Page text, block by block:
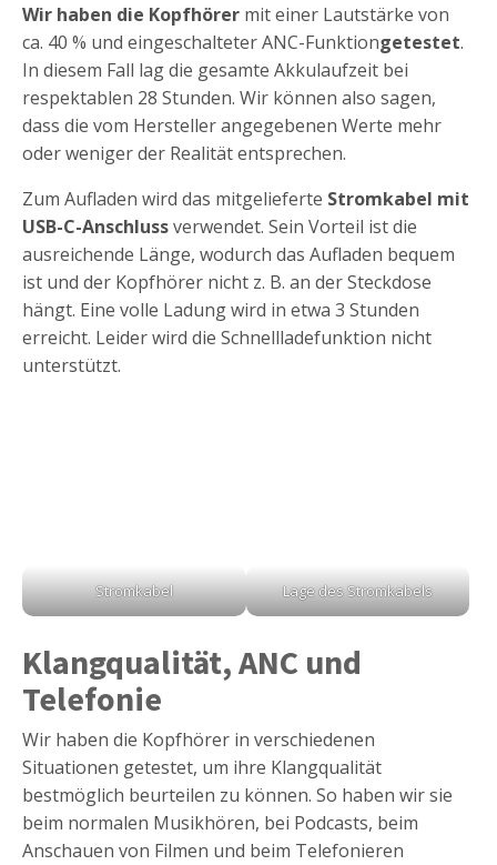
Wir haben die Kopfhörer mit einer Lautstärke von
ca. 40 % und eingeschalteter ANC-Funktiongetestet.
In diesem Fall lag die gesamte Akkulaufzeit bei
respektablen 28 Stunden. Wir können also sagen,
dass die vom Hersteller angegebenen Werte mehr
oder weniger der Realität entsprechen.
Zum Aufladen wird das mitgelieferte Stromkabel mit
USB-C-Anschlussverwendet. Sein Vorteil ist die
ausreichende Länge, wodurch das Aufladen bequem
ist und der Kopfhörer nicht z. B. an der Steckdose
hängt. Eine volle Ladung wird in etwa 3 Stunden
erreicht. Leider wird die Schnellladefunktion nicht
unterstützt.
Stromkabel Lage des Stromkabels
Klangqualität, ANC und
Telefonie
Wir haben die Kopfhörer in verschiedenen
Situationen getestet, um ihre Klangqualität
bestmöglich beurteilen zu können. So haben wir sie
beim normalen Musikhören, bei Podcasts, beim
Anschauen von Filmen und beim Telefonieren